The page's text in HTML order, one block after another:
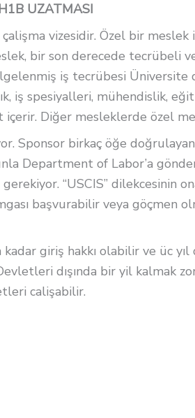
UZATMASI
vizesidir. Özel bir
bir son derecede tecrübeli
iş tecrübesi Üniversite
iş spesiyalleri, mühendislik,
Diğer mesleklerde özel
Sponsor birkaç öğe
Department of Labor’a
“USCIS” dilekcesinin
başvurabilir veya göçmen
kadar giriş hakkı olabilir ve üc
dışında bir yil kalmak
calişabilir.